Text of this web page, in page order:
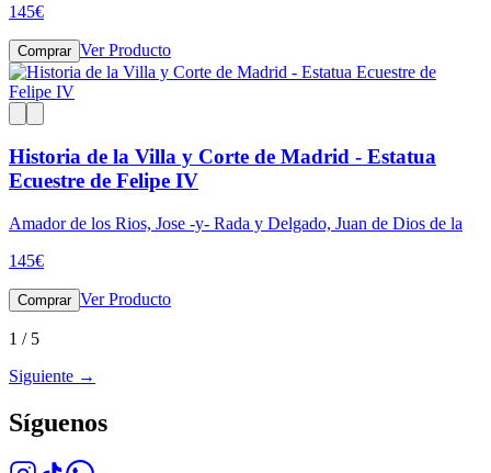
145€
Comprar Ver Producto
Historia de la Villa y Corte de Madrid - Estatua
Ecuestre de Felipe IV
Amador de los Rios, Jose -y- Rada y Delgado, Juan de Dios de la
145€
Comprar Ver Producto
1 / 5
Siguiente →
Síguenos